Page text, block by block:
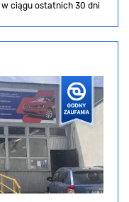
w ciągu ostatnich 30 dni